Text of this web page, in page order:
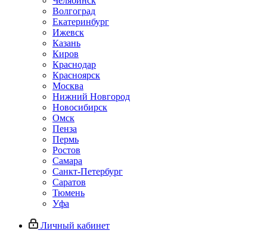
Волгоград
Екатеринбург
Ижевск
Казань
Киров
Краснодар
Красноярск
Москва
Нижний Новгород
Новосибирск
Омск
Пенза
Пермь
Ростов
Самара
Санкт-Петербург
Саратов
Тюмень
Уфа
Личный кабинет